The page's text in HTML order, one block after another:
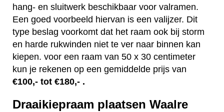
hang- en sluitwerk beschikbaar voor valramen.
Een goed voorbeeld hiervan is een valijzer. Dit
type beslag voorkomt dat het raam ook bij storm
en harde rukwinden niet te ver naar binnen kan
kiepen. voor een raam van 50 x 30 centimeter
kun je rekenen op een gemiddelde prijs van
€100,- tot €180,- .
Draaikiepraam plaatsen Waalre